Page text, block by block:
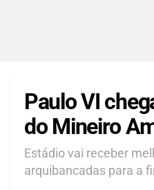
Paulo VI
do Mineiro
Estádio vai receber
arquibancadas para a